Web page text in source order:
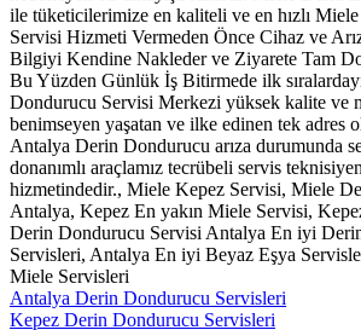
ile tüketicilerimize en kaliteli ve en hızlı
Servisi Hizmeti Vermeden Önce Cihaz ve
Bilgiyi Kendine Nakleder ve Ziyarete Tam
Bu Yüzden Günlük İş Bitirmede ilk
Dondurucu Servisi Merkezi yüksek kalite ve
benimseyen yaşatan ve ilke edinen tek adres
Antalya Derin Dondurucu arıza durumunda
donanımlı araçlamız tecrübeli servis
hizmetindedir., Miele Kepez Servisi, Miele
Antalya, Kepez En yakın Miele Servisi,
Derin Dondurucu Servisi Antalya En iyi
Servisleri, Antalya En iyi Beyaz Eşya
Miele Servisleri
Antalya Derin Dondurucu Servisleri
Kepez Derin Dondurucu Servisleri